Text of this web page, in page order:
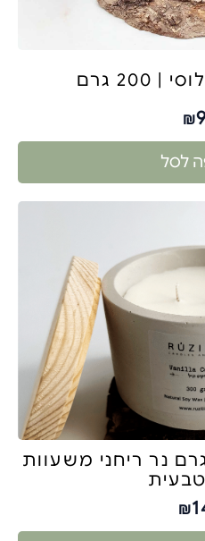
גרם
₪
לסל
דגם מניק | 300 גרם נר ריחני משעוות
₪